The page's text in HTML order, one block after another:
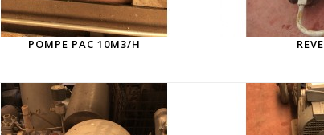
POMPE PAC 10M3/H